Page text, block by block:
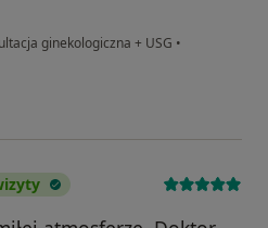
ginekologiczna + USG •